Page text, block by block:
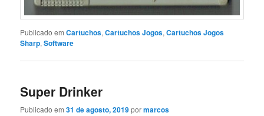
Publicado em Cartuchos,Cartuchos Jogos,Cartuchos Jogos
Sharp,Software
Super Drinker
Publicado em31 de agosto, 2019pormarcos